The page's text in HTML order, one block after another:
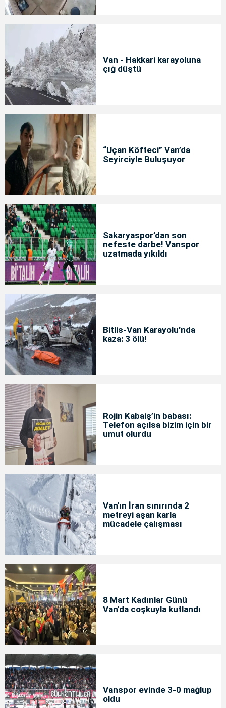
Van - Hakkari karayoluna
çığ düştü
“Uçan Köfteci” Van’da
Seyirciyle Buluşuyor
Sakaryaspor’dan son
nefeste darbe! Vanspor
uzatmada yıkıldı
Bitlis-Van Karayolu’nda
kaza: 3 ölü!
Rojin Kabaiş’in babası:
Telefon açılsa bizim için bir
umut olurdu
Van'ın İran sınırında 2
metreyi aşan karla
mücadele çalışması
8 Mart Kadınlar Günü
Van'da coşkuyla kutlandı
Vanspor evinde 3-0 mağlup
oldu